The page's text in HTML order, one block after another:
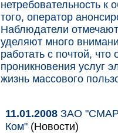
нетребовательность к
того, оператор
Наблюдатели
уделяют много
работать с почтой,
проникновения услуг
жизнь массового
11.01.2008 ЗАО
Ком" (Новости)